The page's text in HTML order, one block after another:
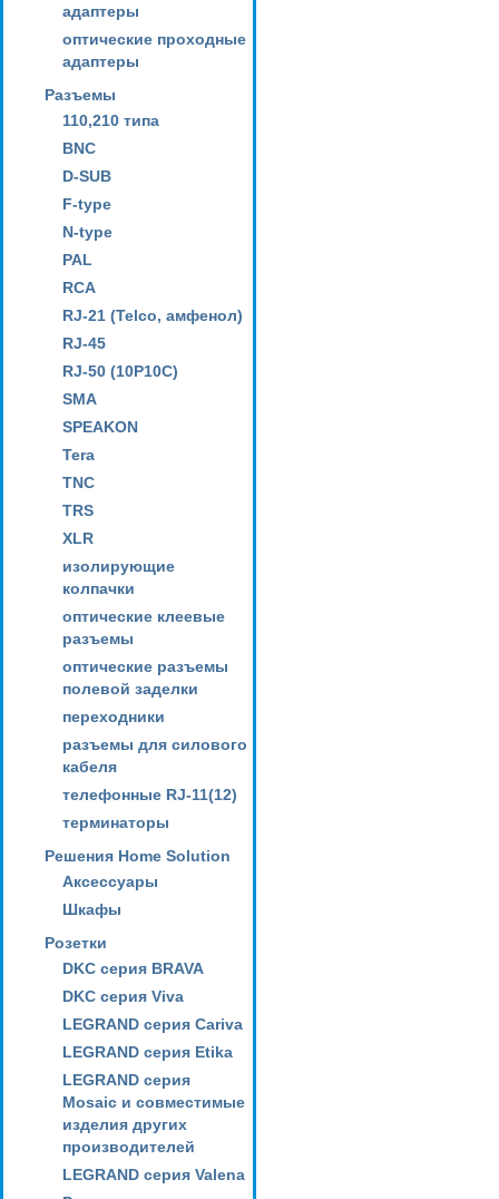
адаптеры
оптические проходные
адаптеры
Разъемы
110,210 типа
BNC
D-SUB
F-type
N-type
PAL
RCA
RJ-21 (Telco, амфенол)
RJ-45
RJ-50 (10P10C)
SMA
SPEAKON
Tera
TNC
TRS
XLR
изолирующие
колпачки
оптические клеевые
разъемы
оптические разъемы
полевой заделки
переходники
разъемы для силового
кабеля
телефонные RJ-11(12)
терминаторы
Решения Home Solution
Аксессуары
Шкафы
Розетки
DKC серия BRAVA
DKC серия Viva
LEGRAND серия Cariva
LEGRAND серия Etika
LEGRAND серия
Mosaic и совместимые
изделия других
производителей
LEGRAND серия Valena